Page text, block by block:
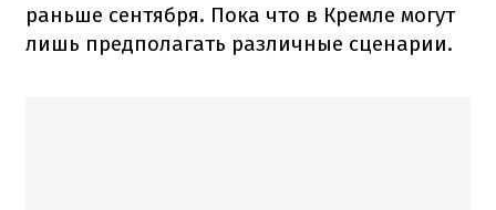
раньше сентября. Пока что в Кремле могут
лишь предполагать различные сценарии.